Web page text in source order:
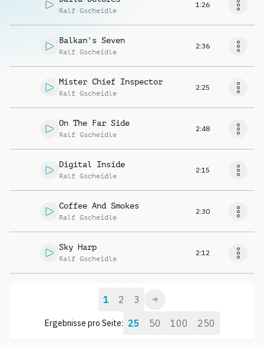
Ralf Gscheidle
1:26
Balkan's Seven
Ralf Gscheidle
2:36
Mister Chief Inspector
Ralf Gscheidle
2:25
On The Far Side
Ralf Gscheidle
2:48
Digital Inside
Ralf Gscheidle
2:15
Coffee And Smokes
Ralf Gscheidle
2:30
Sky Harp
Ralf Gscheidle
2:12
Ergebnisse pro Seite: 25 50 100 250
1 2 3